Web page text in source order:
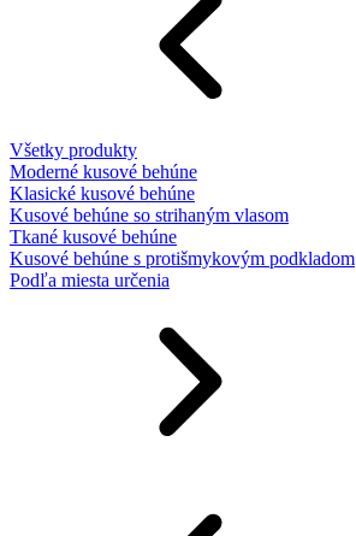
Všetky produkty
Moderné kusové behúne
Klasické kusové behúne
Kusové behúne so strihaným vlasom
Tkané kusové behúne
Kusové behúne s protišmykovým podkladom
Podľa miesta určenia